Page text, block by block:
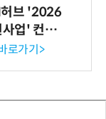
허브 '2026
업' 컨소
로가기>